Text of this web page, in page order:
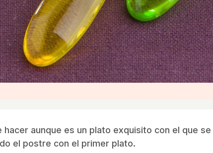
aunque es un plato exquisito con el que se
el postre con el primer plato.